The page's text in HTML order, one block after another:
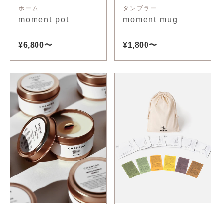
ホーム
moment pot
¥6,800〜
タンブラー
moment mug
¥1,800〜